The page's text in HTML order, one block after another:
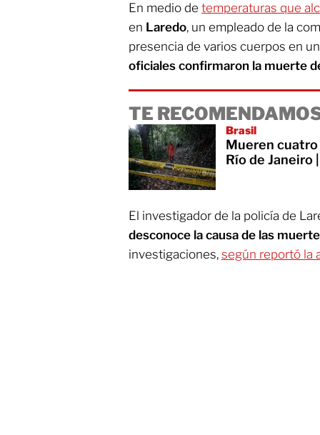
En medio de temperaturas que
en Laredo, un empleado de la
presencia de varios cuerpos en
oficiales confirmaron la muerte
TE
Brasil
Mueren
Río de Janeiro
El investigador de la policía de
desconoce la causa de las
investigaciones, según reportó la